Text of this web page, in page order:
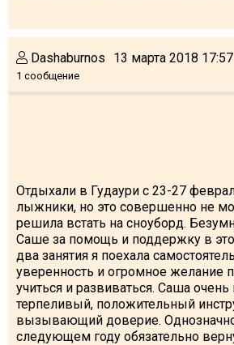
Dashaburnos
1 сообщение
13 марта 2018 17:57
Отдыхали в Гудаури с 23-27
лыжники, но это совершенно не
решила встать на сноуборд.
Саше за помощь и поддержку в
два занятия я поехала
уверенность и огромное желание
учиться и развиваться. Саша
терпеливый, положительный
вызывающий доверие.
следующем году обязательно